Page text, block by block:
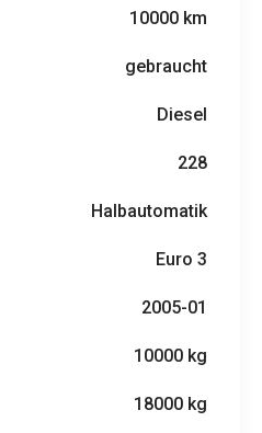
10000 km
gebraucht
Diesel
228
Halbautomatik
Euro 3
2005-01
10000 kg
18000 kg